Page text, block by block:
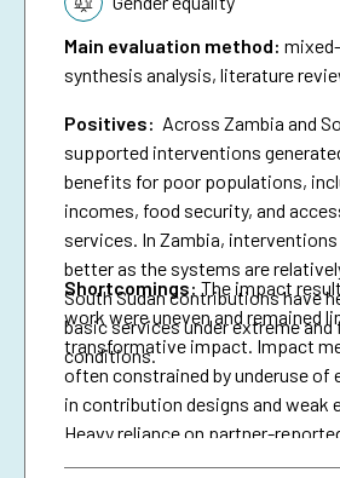
Main evaluation method:
synthesis analysis, literature
Positives: Across Zambia and
supported interventions
benefits for poor populations,
incomes, food security, and
services. In Zambia,
better as the systems are
South Sudan contributions have
basic services under extreme and
conditions.
Shortcomings: The impact
work were uneven and remained
transformative impact. Impact
often constrained by underuse of
in contribution designs and weak
Heavy reliance on partner-
triangulation, and insufficient use